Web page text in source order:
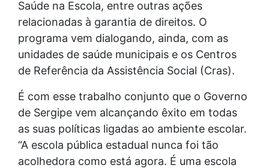
Saúde na Escola, entre outras ações
relacionadas à garantia de direitos. O
programa vem dialogando, ainda, com as
unidades de saúde municipais e os Centros
de Referência da Assistência Social (Cras).
É com esse trabalho conjunto que o Governo
de Sergipe vem alcançando êxito em todas
as suas políticas ligadas ao ambiente escolar.
“A escola pública estadual nunca foi tão
acolhedora como está agora. É uma escola